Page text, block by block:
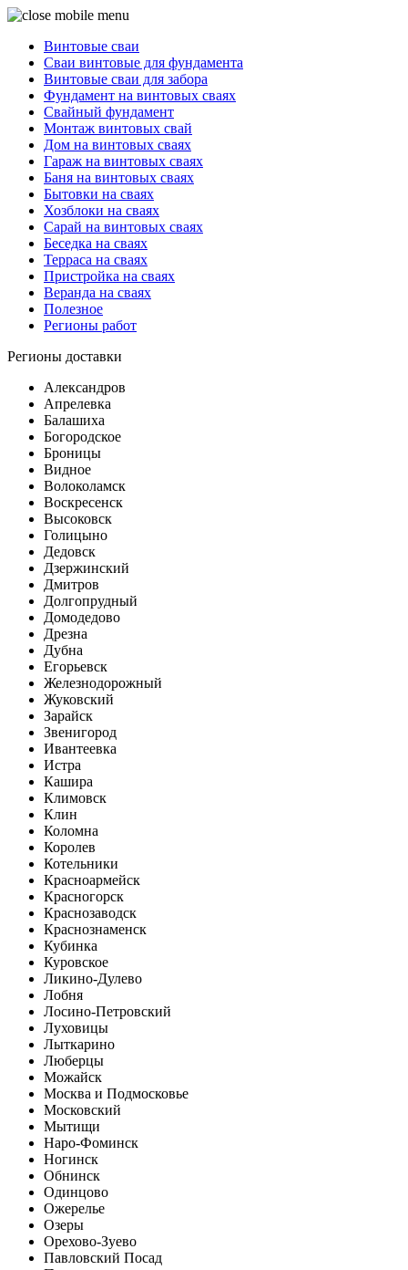
Винтовые сваи
Сваи винтовые для фундамента
Винтовые сваи для забора
Фундамент на винтовых сваях
Свайный фундамент
Монтаж винтовых свай
Дом на винтовых сваях
Гараж на винтовых сваях
Баня на винтовых сваях
Бытовки на сваях
Хозблоки на сваях
Сарай на винтовых сваях
Беседка на сваях
Терраса на сваях
Пристройка на сваях
Веранда на сваях
Полезное
Регионы работ
Регионы доставки
Александров
Апрелевка
Балашиха
Богородское
Броницы
Видное
Волоколамск
Воскресенск
Высоковск
Голицыно
Дедовск
Дзержинский
Дмитров
Долгопрудный
Домодедово
Дрезна
Дубна
Егорьевск
Железнодорожный
Жуковский
Зарайск
Звенигород
Ивантеевка
Истра
Кашира
Климовск
Клин
Коломна
Королев
Котельники
Красноармейск
Красногорск
Краснозаводск
Краснознаменск
Кубинка
Куровское
Ликино-Дулево
Лобня
Лосино-Петровский
Луховицы
Лыткарино
Люберцы
Можайск
Москва и Подмосковье
Московский
Мытищи
Наро-Фоминск
Ногинск
Обнинск
Одинцово
Ожерелье
Озеры
Орехово-Зуево
Павловский Посад